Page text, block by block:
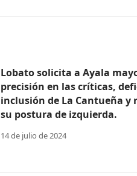
Lobato solicita a Ayala
precisión en las críticas,
inclusión de La Cantueña y
su postura de izquierda.
14 de julio de 2024